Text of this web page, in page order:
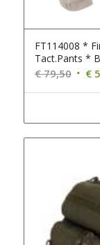
FT114008 *
Tact.Pants *
€79,50
prijs
€
€